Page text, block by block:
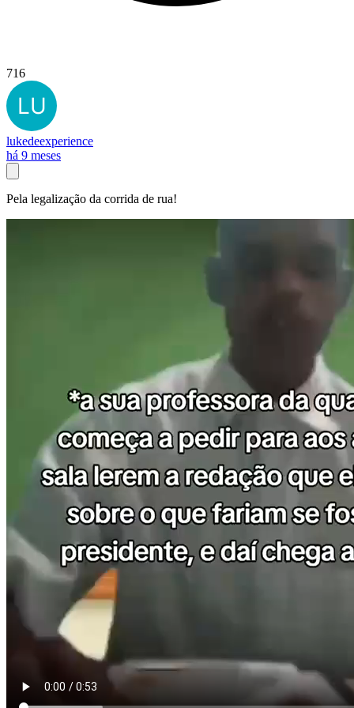
716
lukedeexperience
há 9 meses
Pela legalização da corrida de rua!